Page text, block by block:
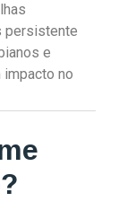
persistente
e
no